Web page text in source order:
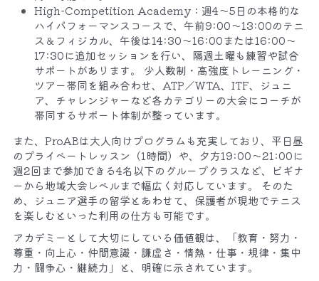
High‑Competition Academy：週4〜5日の本格的な
ハイパフォーマンスコースで、午前9:00〜13:00のテニ
ス＆フィジカル、午後は14:30〜16:00または16:00〜
17:30に追加セッションを行い、隔週土曜も練習や試合
サポートがあります。 少人数制・高強度トレーニング・
ツアー帯同を組み合わせ、ATP／WTA、ITF、ジュニ
ア、チャレンジャーなど各カテゴリーの大会にコーチが
帯同するサポート体制が整っています。​
また、ProABは大人向けプログラムも充実しており、平日昼
のプライベートレッスン（1時間）や、夕方19:00〜21:00に
週2回まで参加できる4名以下のグループクラスなど、ビギナ
ーから地域大会レベルまで幅広く対応しています。 そのた
め、ジュニア選手の留学とあわせて、保護者が現地でテニス
を楽しむといった利用の仕方も可能です。​
アカデミーとして大切にしている価値観は、「教育・努力・
尊重・向上心・仲間意識・謙虚さ・情熱・仕事・規律・集中
力・闘争心・継続力」と、明確に示されています。